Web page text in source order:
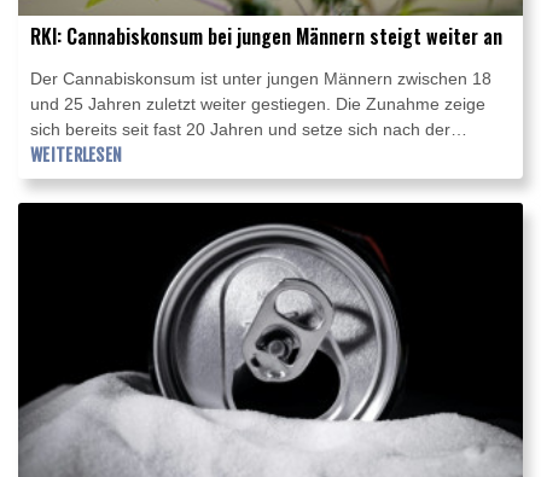
RKI: Cannabiskonsum bei jungen Männern steigt weiter an
Der Cannabiskonsum ist unter jungen Männern zwischen 18
und 25 Jahren zuletzt weiter gestiegen. Die Zunahme zeige
sich bereits seit fast 20 Jahren und setze sich nach der
Teillegalisierung der Droge fort, teilte das Robert-Koch-Institut
(RKI) in einem am Mittwoch veröffentlichten Bericht mit. Darin
wurden die Auswirkungen der Teillegalisierung untersucht.
WEITERLESEN